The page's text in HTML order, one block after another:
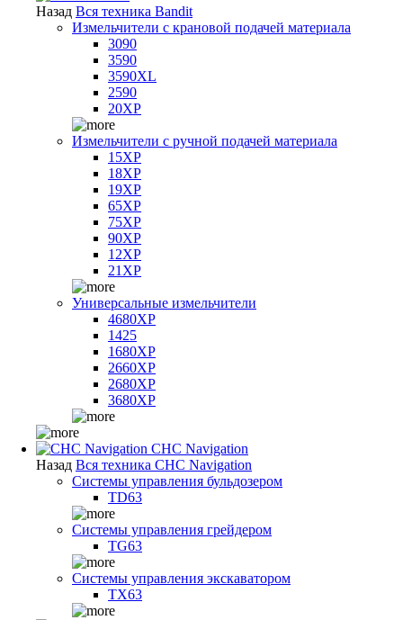
Назад Вся техника Bandit
Измельчители с крановой подачей материала
3090
3590
3590XL
2590
20XP
Измельчители с ручной подачей материала
15XP
18XP
19XP
65XP
75XP
90XP
12XP
21XP
Универсальные измельчители
4680XP
1425
1680XP
2660XP
2680XP
3680XP
CHC Navigation
Назад Вся техника CHC Navigation
Системы управления бульдозером
TD63
Системы управления грейдером
TG63
Системы управления экскаватором
TX63